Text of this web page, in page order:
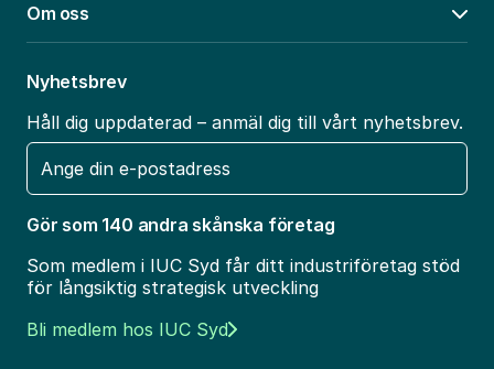
Om oss
Nyhetsbrev
Håll dig uppdaterad – anmäl dig till vårt nyhetsbrev.
E-
post
Gör som 140 andra skånska företag
Som medlem i IUC Syd får ditt industriföretag stöd
för långsiktig strategisk utveckling
Bli medlem hos IUC Syd